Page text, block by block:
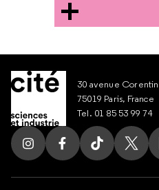
30 avenue
75019 Paris, France
Tel. 01 85 53 99 74
Suivez nous sur
Suivez nous sur
Suivez